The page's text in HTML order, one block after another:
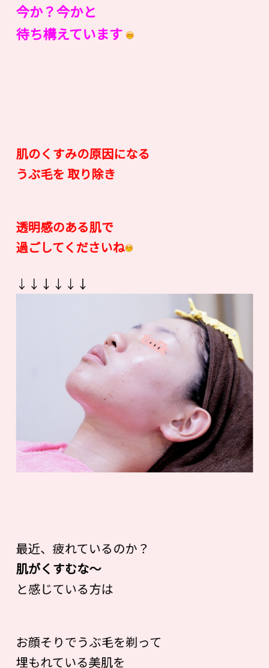
今か？今かと
待ち構えています
肌のくすみの原因になる
うぶ毛を 取り除き
透明感のある肌で
過ごしてくださいね
↓↓↓↓↓↓
最近、疲れているのか？
肌がくすむな〜
と感じている方は
お顔そりでうぶ毛を剃って
埋もれている美肌を